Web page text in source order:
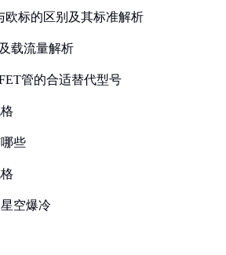
欧标的区别及其标准解析
载流量解析
管的合适替代型号
些
空爆冷